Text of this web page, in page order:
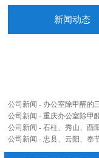
新闻动态
公司新闻 - 办公室除甲醛的
公司新闻 - 重庆办公室除甲
公司新闻 - 石柱、秀山、